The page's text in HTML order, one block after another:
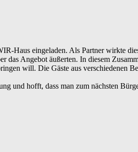
Haus eingeladen. Als Partner wirkte
das Angebot äußerten. In diesem
will. Die Gäste aus verschiedenen
und hofft, dass man zum nächsten